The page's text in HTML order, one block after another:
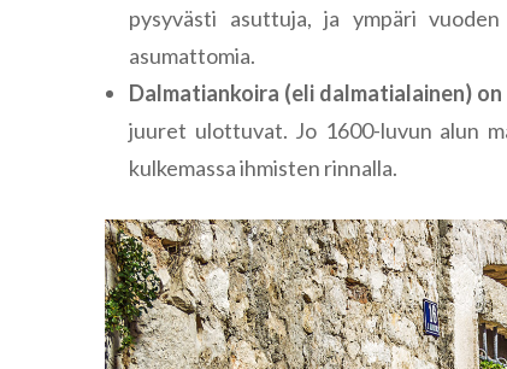
pysyvästi asuttuja, ja ympäri
asumattomia.
Dalmatiankoira (eli dalmatialainen)
juuret ulottuvat. Jo 1600-luvun alun
kulkemassa ihmisten rinnalla.